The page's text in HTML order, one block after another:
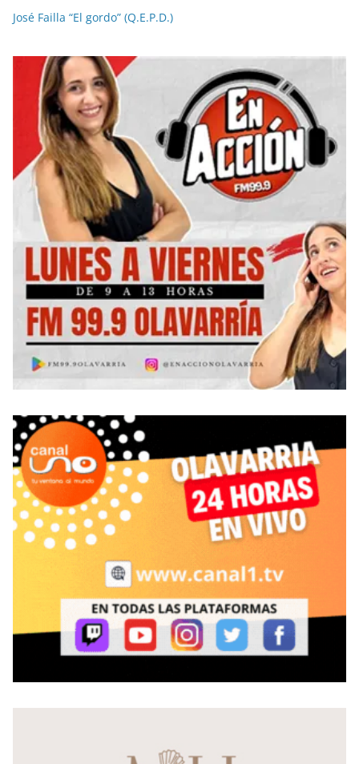
José Failla “El gordo” (Q.E.P.D.)